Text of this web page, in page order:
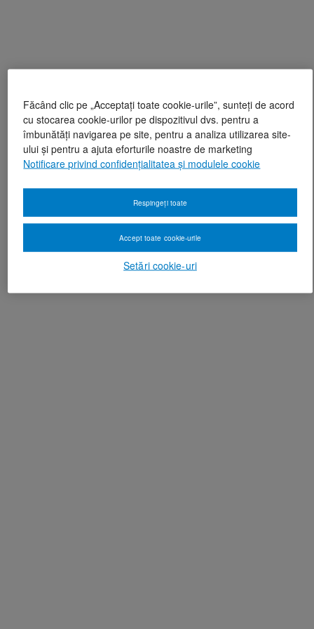
Făcând clic pe „Acceptați toate cookie-urile”, sunteți de acord
cu stocarea cookie-urilor pe dispozitivul dvs. pentru a
îmbunătăți navigarea pe site, pentru a analiza utilizarea site-
ului și pentru a ajuta eforturile noastre de marketing
Notificare privind confidențialitatea și modulele cookie
Setări cookie-uri
Respingeți toate
Accept toate cookie-urile